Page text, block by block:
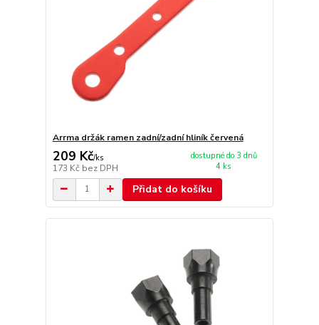
Arrma držák ramen zadní/zadní hliník červená
209 Kč/ks
173 Kč bez DPH
dostupné do 3 dnů
4 ks
Přidat do košíku